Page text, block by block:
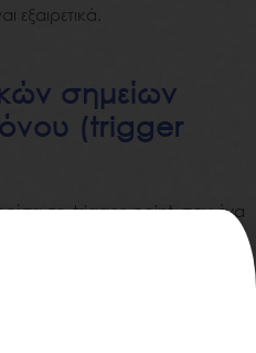
εξαιρετικά.
σημείων
(trigger
το trigger point σαν ένα
οζίδιο, σε μια σφιχτή